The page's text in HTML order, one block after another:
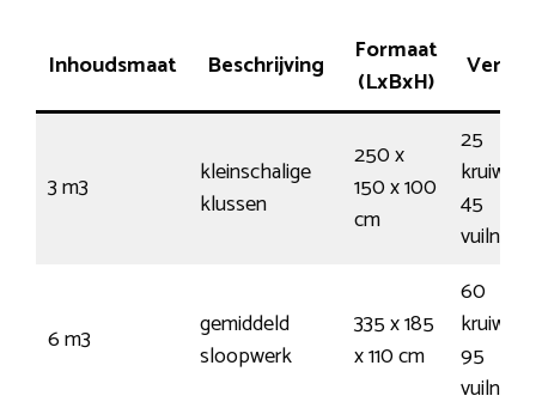
Inhoudsmaat Beschrijving
Formaat
(LxBxH)
3 m3
kleinschalige
klussen
250 x
150 x 100
cm
25
45
6 m3
gemiddeld
sloopwerk
335 x 185
x 110 cm
60
95